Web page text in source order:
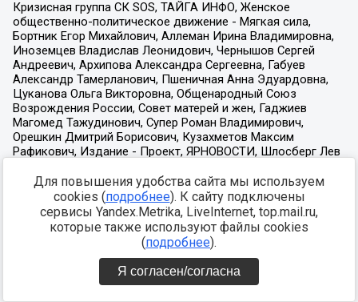
Для повышения удобства сайта мы используем
cookies (подробнее). К сайту подключены
сервисы Yandex.Metrika, LiveInternet, top.mail.ru,
которые также используют файлы cookies
(подробнее).
Я согласен/согласна